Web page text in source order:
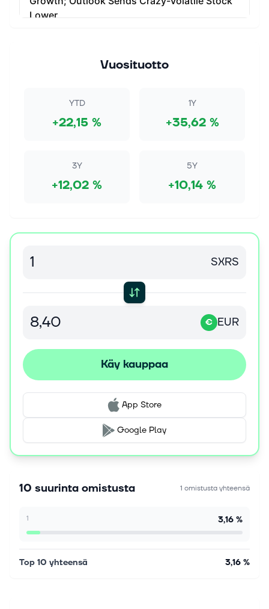
Vuosituotto
YTD
+22,15 %
1Y
+35,62 %
3Y
+12,02 %
5Y
+10,14 %
SXRS
€ EUR
Käy kauppaa
App Store
Google Play
10 suurinta omistusta 1 omistusta yhteensä
1 3,16 %
Top 10 yhteensä 3,16 %